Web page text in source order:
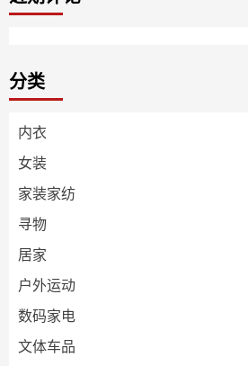
分类
内衣
女装
家装家纺
寻物
居家
户外运动
数码家电
文体车品